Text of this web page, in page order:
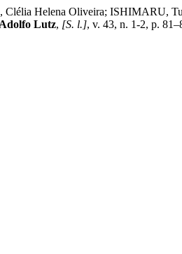
Helena Oliveira; ISHIMARU,
Lutz, [S. l.], v. 43, n. 1-2, p.